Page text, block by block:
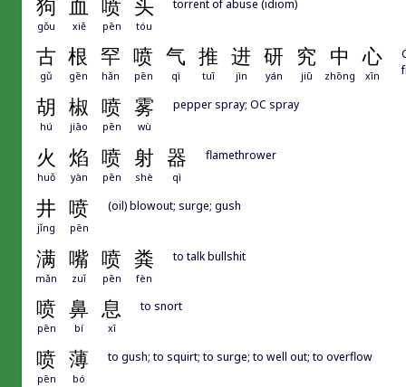
狗 血 喷 头
gǒu xiě pēn tóu
古 根 罕 喷 气 推 进 研 究 中 心
gǔ gēn hǎn pēn qì tuī jìn yán jiū zhōng xīn
胡 椒 喷 雾
hú jiāo pēn wù
pepper spray; OC spray
火 焰 喷 射 器
huǒ yàn pēn shè qì
flamethrower
井 喷
jǐng pēn
(oil) blowout; surge; gush
满 嘴 喷 粪
mǎn zuǐ pēn fèn
to talk bullshit
喷 鼻 息
pēn bí xī
to snort
喷 薄
pēn bó
to gush; to squirt; to surge; to well out; to overflow